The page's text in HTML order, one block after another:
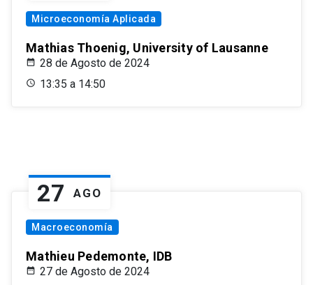
Microeconomía Aplicada
Mathias Thoenig, University of Lausanne
28 de Agosto de 2024
13:35 a 14:50
27 AGO
Macroeconomía
Mathieu Pedemonte, IDB
27 de Agosto de 2024